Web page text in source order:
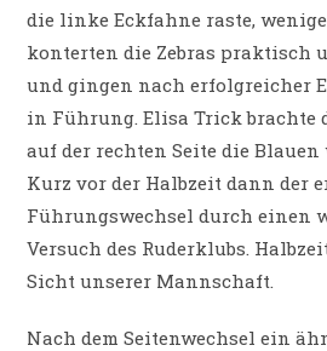
die linke Eckfahne raste,
konterten die Zebras praktisch
und gingen nach erfolgreicher
in Führung. Elisa Trick brachte
auf der rechten Seite die
Kurz vor der Halbzeit dann der
Führungswechsel durch einen
Versuch des Ruderklubs.
Sicht unserer Mannschaft.
Nach dem Seitenwechsel ein